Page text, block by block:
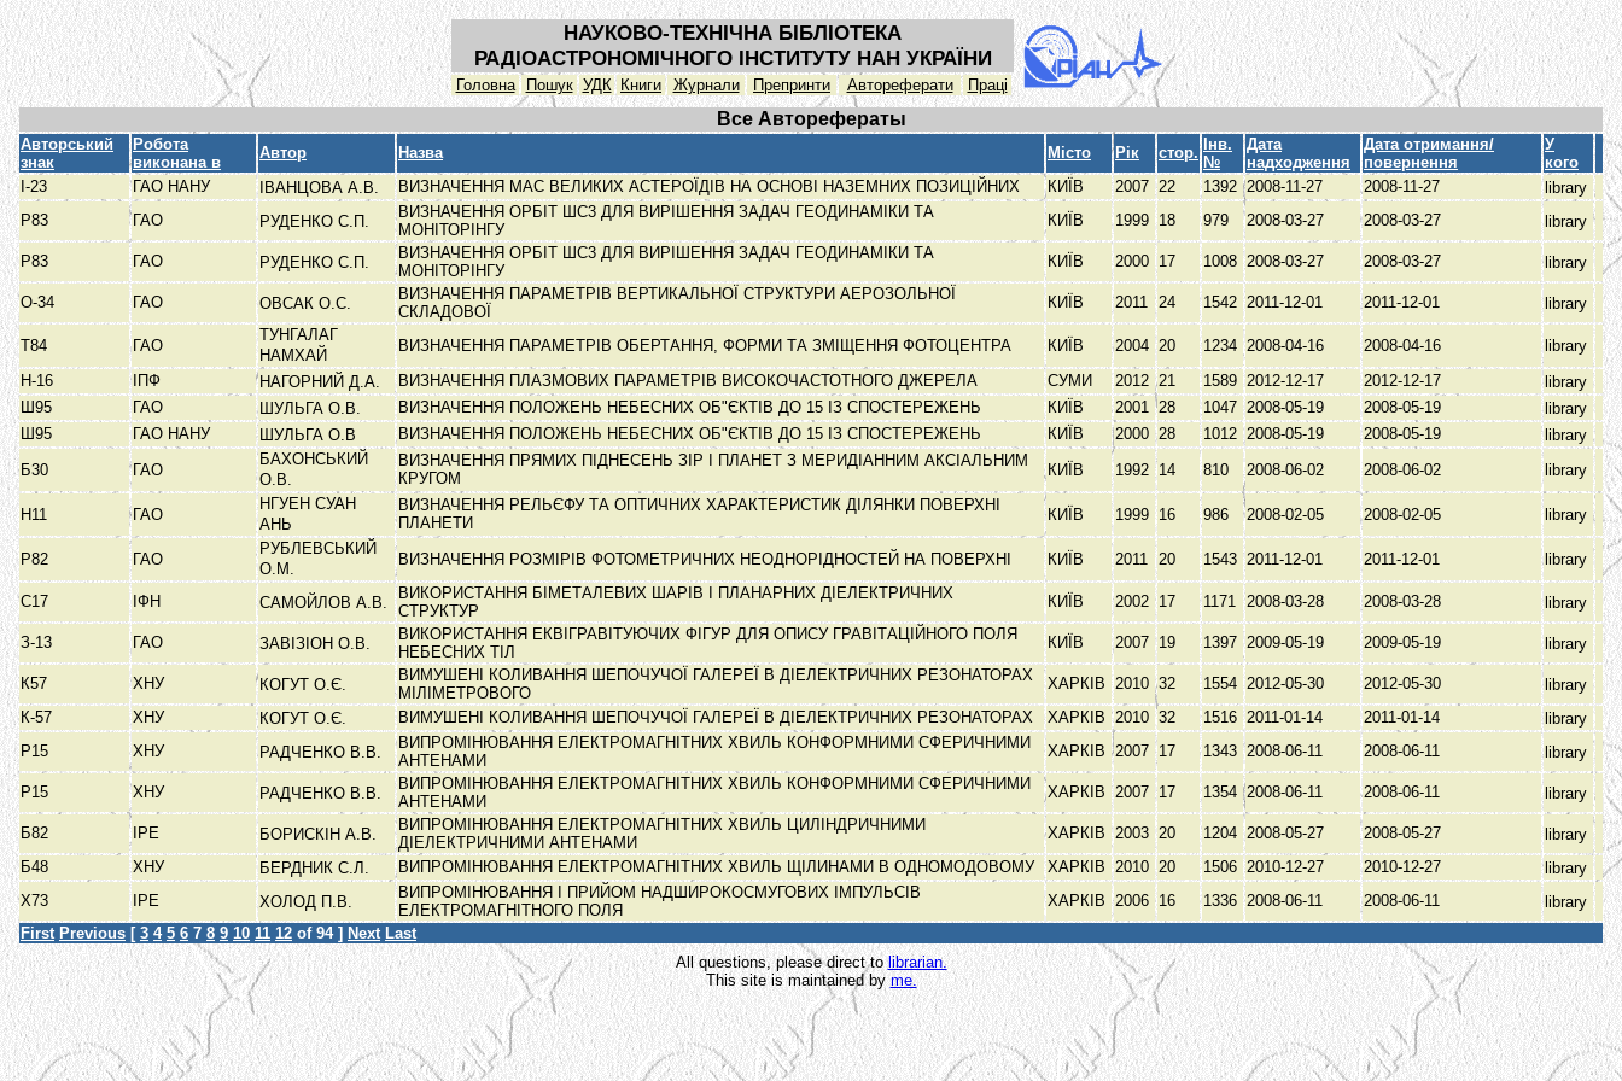
НАУКОВО-ТЕХНІЧНА БІБЛІОТЕКА
РАДІОАСТРОНОМІЧНОГО ІНСТИТУТУ НАН УКРАЇНИ
Головна Пошук УДК Книги Журнали Препринти Автореферати Праці
Все Авторефераты
Авторський
знак
Робота
виконана в
Автор Назва Місто Рік стор.
Інв.
№
Дата
надходження
Дата отримання/
повернення
У
кого
І-23
ГАО НАНУ ІВАНЦОВА А.В. ВИЗНАЧЕННЯ МАС ВЕЛИКИХ АСТЕРОЇДІВ НА ОСНОВІ НАЗЕМНИХ ПОЗИЦІЙНИХ КИЇВ 2007 22 1392 2008-11-27 2008-11-27
library
Р83
ГАО РУДЕНКО С.П.
ВИЗНАЧЕННЯ ОРБІТ ШС3 ДЛЯ ВИРІШЕННЯ ЗАДАЧ ГЕОДИНАМІКИ ТА
МОНІТОРІНГУ
КИЇВ 1999 18 979 2008-03-27 2008-03-27 library
Р83 ГАО РУДЕНКО С.П.
ВИЗНАЧЕННЯ ОРБІТ ШС3 ДЛЯ ВИРІШЕННЯ ЗАДАЧ ГЕОДИНАМІКИ ТА
МОНІТОРІНГУ
КИЇВ 2000 17 1008 2008-03-27 2008-03-27 library
О-34 ГАО ОВСАК О.С.
ВИЗНАЧЕННЯ ПАРАМЕТРІВ ВЕРТИКАЛЬНОЇ СТРУКТУРИ АЕРОЗОЛЬНОЇ
СКЛАДОВОЇ
КИЇВ 2011 24 1542 2011-12-01 2011-12-01 library
Т84 ГАО
ТУНГАЛАГ
НАМХАЙ
ВИЗНАЧЕННЯ ПАРАМЕТРІВ ОБЕРТАННЯ, ФОРМИ ТА ЗМІЩЕННЯ ФОТОЦЕНТРА КИЇВ 2004 20 1234 2008-04-16 2008-04-16
library
Н-16
ІПФ НАГОРНИЙ Д.А. ВИЗНАЧЕННЯ ПЛАЗМОВИХ ПАРАМЕТРІВ ВИСОКОЧАСТОТНОГО ДЖЕРЕЛА СУМИ 2012 21 1589 2012-12-17 2012-12-17
library
Ш95
ГАО ШУЛЬГА О.В. ВИЗНАЧЕННЯ ПОЛОЖЕНЬ НЕБЕСНИХ ОБ"ЄКТІВ ДО 15 ІЗ СПОСТЕРЕЖЕНЬ КИЇВ 2001 28 1047 2008-05-19 2008-05-19
library
Ш95
ГАО НАНУ ШУЛЬГА О.В ВИЗНАЧЕННЯ ПОЛОЖЕНЬ НЕБЕСНИХ ОБ"ЄКТІВ ДО 15 ІЗ СПОСТЕРЕЖЕНЬ КИЇВ 2000 28 1012 2008-05-19 2008-05-19
library
Б30
ГАО
БАХОНСЬКИЙ
О.В.
ВИЗНАЧЕННЯ ПРЯМИХ ПІДНЕСЕНЬ ЗІР І ПЛАНЕТ З МЕРИДІАННИМ АКСІАЛЬНИМ
КРУГОМ
КИЇВ 1992 14 810 2008-06-02 2008-06-02 library
Н11 ГАО
НГУЕН СУАН
АНЬ
ВИЗНАЧЕННЯ РЕЛЬЄФУ ТА ОПТИЧНИХ ХАРАКТЕРИСТИК ДІЛЯНКИ ПОВЕРХНІ
ПЛАНЕТИ
КИЇВ 1999 16 986 2008-02-05 2008-02-05 library
Р82 ГАО
РУБЛЕВСЬКИЙ
О.М.
ВИЗНАЧЕННЯ РОЗМІРІВ ФОТОМЕТРИЧНИХ НЕОДНОРІДНОСТЕЙ НА ПОВЕРХНІ КИЇВ 2011 20 1543 2011-12-01 2011-12-01 library
С17 ІФН САМОЙЛОВ А.В.
ВИКОРИСТАННЯ БІМЕТАЛЕВИХ ШАРІВ І ПЛАНАРНИХ ДІЕЛЕКТРИЧНИХ
СТРУКТУР
КИЇВ 2002 17 1171 2008-03-28 2008-03-28 library
З-13 ГАО ЗАВІЗІОН О.В.
ВИКОРИСТАННЯ ЕКВІГРАВІТУЮЧИХ ФІГУР ДЛЯ ОПИСУ ГРАВІТАЦІЙНОГО ПОЛЯ
НЕБЕСНИХ ТІЛ
КИЇВ 2007 19 1397 2009-05-19 2009-05-19 library
К57 ХНУ КОГУТ О.Є.
ВИМУШЕНІ КОЛИВАННЯ ШЕПОЧУЧОЇ ГАЛЕРЕЇ В ДІЕЛЕКТРИЧНИХ РЕЗОНАТОРАХ
МІЛІМЕТРОВОГО
ХАРКІВ 2010 32 1554 2012-05-30 2012-05-30
library
К-57
ХНУ КОГУТ О.Є. ВИМУШЕНІ КОЛИВАННЯ ШЕПОЧУЧОЇ ГАЛЕРЕЇ В ДІЕЛЕКТРИЧНИХ РЕЗОНАТОРАХ ХАРКІВ 2010 32 1516 2011-01-14 2011-01-14
library
Р15
ХНУ РАДЧЕНКО В.В.
ВИПРОМІНЮВАННЯ ЕЛЕКТРОМАГНІТНИХ ХВИЛЬ КОНФОРМНИМИ СФЕРИЧНИМИ
АНТЕНАМИ
ХАРКІВ 2007 17 1343 2008-06-11 2008-06-11 library
Р15 ХНУ РАДЧЕНКО В.В.
ВИПРОМІНЮВАННЯ ЕЛЕКТРОМАГНІТНИХ ХВИЛЬ КОНФОРМНИМИ СФЕРИЧНИМИ
АНТЕНАМИ
ХАРКІВ 2007 17 1354 2008-06-11 2008-06-11 library
Б82 ІРЕ БОРИСКІН А.В.
ВИПРОМІНЮВАННЯ ЕЛЕКТРОМАГНІТНИХ ХВИЛЬ ЦИЛІНДРИЧНИМИ
ДІЕЛЕКТРИЧНИМИ АНТЕНАМИ
ХАРКІВ 2003 20 1204 2008-05-27 2008-05-27
library
Б48
ХНУ БЕРДНИК С.Л. ВИПРОМІНЮВАННЯ ЕЛЕКТРОМАГНІТНИХ ХВИЛЬ ЩІЛИНАМИ В ОДНОМОДОВОМУ ХАРКІВ 2010 20 1506 2010-12-27 2010-12-27
library
Х73
ІРЕ ХОЛОД П.В.
ВИПРОМІНЮВАННЯ І ПРИЙОМ НАДШИРОКОСМУГОВИХ ІМПУЛЬСІВ
ЕЛЕКТРОМАГНІТНОГО ПОЛЯ
ХАРКІВ 2006 16 1336 2008-06-11 2008-06-11
library
First Previous [ 3 4 5 6 7 8 9 10 11 12 of 94 ] Next Last
All questions, please direct tolibrarian.
This site is maintained by me.